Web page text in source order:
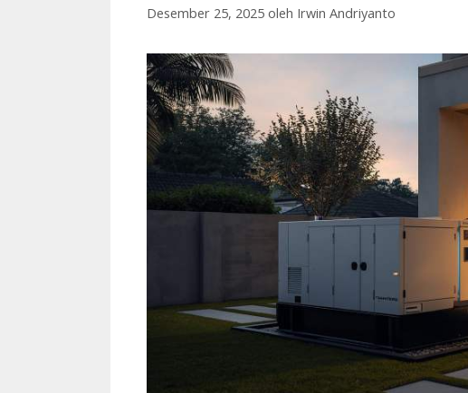
Desember 25, 2025 oleh Irwin Andriyanto